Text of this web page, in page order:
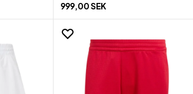
999,00 SEK